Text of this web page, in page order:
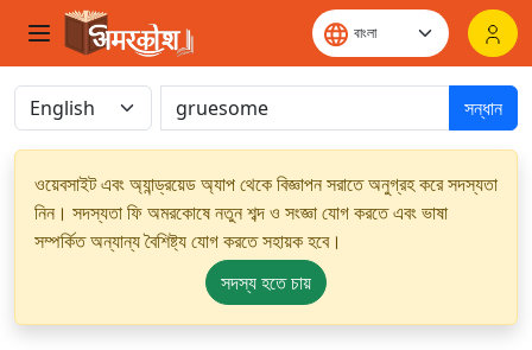
সন্ধান
ওয়েবসাইট এবং অ্যান্ড্রয়েড অ্যাপ থেকে বিজ্ঞাপন সরাতে অনুগ্রহ করে সদস্যতা
নিন। সদস্যতা ফি অমরকোষে নতুন শব্দ ও সংজ্ঞা যোগ করতে এবং ভাষা
সম্পর্কিত অন্যান্য বৈশিষ্ট্য যোগ করতে সহায়ক হবে।
সদস্য হতে চায়